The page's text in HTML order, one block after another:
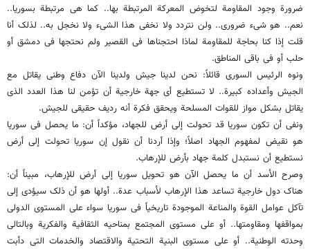
ضرورة وجود المقاومة لتخوض المعرکة المرتبطة بها.. کما هی مرتبطة بسوریا..
نعم.. هو شیء ضروری.. ولن نتردد ولا نخفی هذا الشیء ولا نخجل به.. لذلک أنا
قلت إذا کنا بحاجة للمقاومة لماذا احتجناها فی القصیر ولم نحتجها فی دمشق أو
حلب أو فی باقی المناطق.
ونوه الرئیس السوری قائلاً: نحن لدینا جیش ولدینا الآن دفاع وطنی یقاتل مع
الجیش وأعداده کبیرة.. لا تستطیع أی جهة خارجیة أن تؤمن لنا هذا العدد الذی
یقاتل بشکل مواز للقوات المسلحة ویحقق فکرة أنه ردیف حقیقی للجیش.
ونفى أن تکون سوریا قد تحولت إلى أرض للجهاد، مؤکداً أن: ما یحصل فی سوریا
هو نقیض لمفهوم الجهاد اصلاً؛ وإذا أردنا أن نقول إن سوریا تحولت إلى أرض
نستطیع أن نستبدل کلمة جهاد بأرض للإرهاب.
وصرح الأسد أن ما یحصل الآن هو تحویل سوریا إلى أرض للإرهاب، مبیناً أن:
هناک دول خارجیة تساعد هذا الإرهاب لأسباب عدة.. أولها هو أن ذلک سیؤدی إلى
تآکل عوامل القوة والمناعة الموجودة تاریخیاً فی سوریا سواء على المستوى الدولی
بمواقفها ومقاومتها.. أو على مستوى المجتمع بمناحیه الثقافیة والفکریة وبالتالی
وحدته الوطنیة.. أو على مستوى البنیة التحتیة والاقتصاد والخدمات التی دأبت